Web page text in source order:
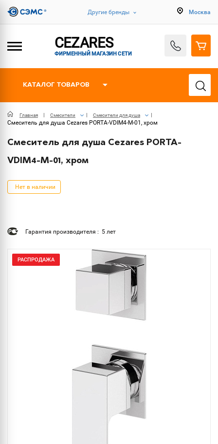
Другие бренды Москва
CEZARES
ФИРМЕННЫЙ МАГАЗИН СЕТИ
КАТАЛОГ ТОВАРОВ
Главная Смесители Смесители для душа
Смеситель для душа Cezares PORTA-VDIM4-M-01, хром
Смеситель для душа Cezares PORTA-
VDIM4-M-01, хром
Нет в наличии
Гарантия производителя : 5 лет
РАСПРОДАЖА